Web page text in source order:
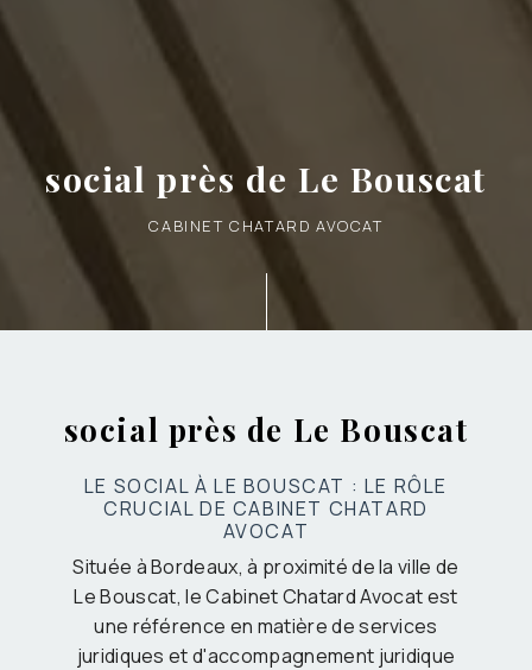
social près de Le Bouscat
CABINET CHATARD AVOCAT
social près de Le Bouscat
LE SOCIAL À LE BOUSCAT : LE RÔLE
CRUCIAL DE CABINET CHATARD
AVOCAT
Située à Bordeaux, à proximité de la ville de
Le Bouscat, le Cabinet Chatard Avocat est
une référence en matière de services
juridiques et d'accompagnement juridique